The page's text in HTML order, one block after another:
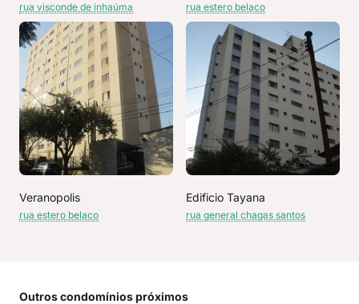
rua visconde de inhaúma rua estero belaco
Veranopolis
rua estero belaco
Edificio Tayana
rua general chagas santos
Outros condomínios próximos